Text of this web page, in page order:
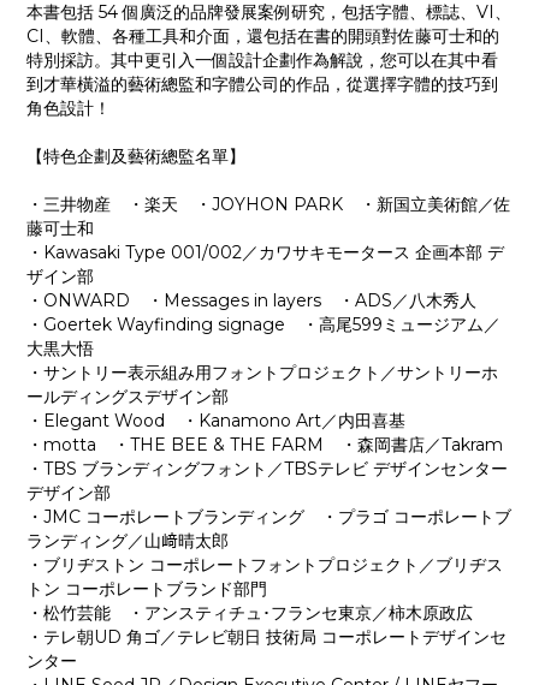
本書包括 54 個廣泛的品牌發展案例研究，包括字體、標誌、VI、
CI、軟體、各種工具和介面，還包括在書的開頭對佐藤可士和的
特別採訪。其中更引入一個設計企劃作為解說，您可以在其中看
到才華橫溢的藝術總監和字體公司的作品，從選擇字體的技巧到
角色設計！
【特色企劃及藝術總監名單】
・三井物産 ・楽天 ・JOYHON PARK ・新国立美術館／佐
藤可士和
・Kawasaki Type 001/002／カワサキモータース 企画本部 デ
ザイン部
・ONWARD ・Messages in layers ・ADS／八木秀人
・Goertek Wayfinding signage ・高尾599ミュージアム／
大黒大悟
・サントリー表示組み用フォントプロジェクト／サントリーホ
ールディングスデザイン部
・Elegant Wood ・Kanamono Art／内田喜基
・motta ・THE BEE & THE FARM ・森岡書店／Takram
・TBS ブランディングフォント／TBSテレビ デザインセンター
デザイン部
・JMC コーポレートブランディング ・プラゴ コーポレートブ
ランディング／山﨑晴太郎
・ブリヂストン コーポレートフォントプロジェクト／ブリヂス
トン コーポレートブランド部門
・松竹芸能 ・アンスティチュ･フランセ東京／柿木原政広
・テレ朝UD 角ゴ／テレビ朝日 技術局 コーポレートデザインセ
ンター